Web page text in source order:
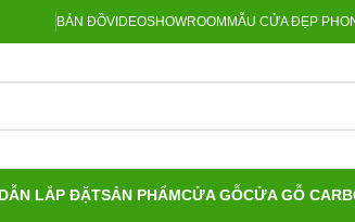
BẢN ĐỒVIDEOSHOWROOM MẪU CỬA ĐẸP
LẮP ĐẶTSẢN PHẨMCỬA GỖCỬA GỖ